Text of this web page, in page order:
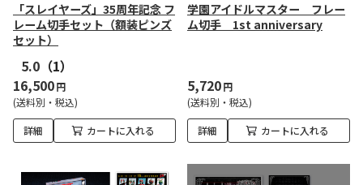
「スレイヤーズ」35周年記念 フ
レーム切手セット（額装ピンズ
セット）
5.0 （1）
16,500円
(送料別・税込)
詳細 カートに入れる
学園アイドルマスター フレー
ム切手 1st anniversary
5,720円
(送料別・税込)
詳細 カートに入れる